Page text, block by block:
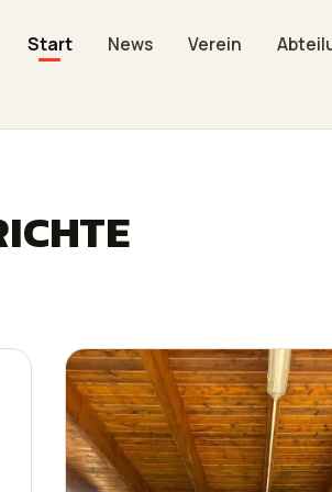
Start News Verein